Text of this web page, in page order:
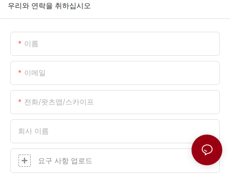
우리와 연락을 취하십시오
이름
이메일
전화/왓츠앱/스카이프
회사 이름
요구 사항 업로드